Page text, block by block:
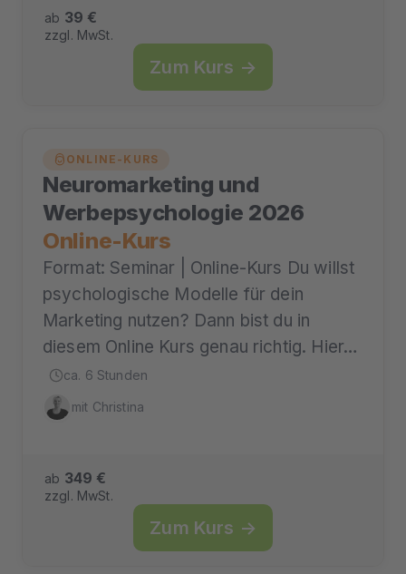
ab 39 €
zzgl. MwSt.
Zum Kurs →
ONLINE-KURS
Neuromarketing und
Werbepsychologie 2026
Online-Kurs
Format: Seminar | Online-Kurs Du willst
psychologische Modelle für dein
Marketing nutzen? Dann bist du in
diesem Online Kurs genau richtig. Hier…
ca. 6 Stunden
mit Christina
ab 349 €
zzgl. MwSt.
Zum Kurs →